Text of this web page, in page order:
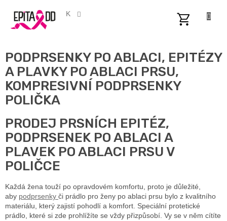
obsah
CZK
PODPRSENKY PO ABLACI, EPITÉZY
A PLAVKY PO ABLACI PRSU,
KOMPRESIVNÍ PODPRSENKY
POLIČKA
PRODEJ PRSNÍCH EPITÉZ,
PODPRSENEK PO ABLACI A
PLAVEK PO ABLACI PRSU V
POLIČCE
Každá žena touží po opravdovém komfortu, proto je důležité,
aby podprsenky či prádlo pro ženy po ablaci prsu bylo z kvalitního
materiálu, který zajistí pohodlí a komfort. Speciální protetické
prádlo, které si zde prohlížíte se vždy přizpůsobí. Vy se v něm cítíte